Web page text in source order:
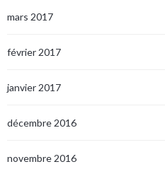
mars 2017
février 2017
janvier 2017
décembre 2016
novembre 2016